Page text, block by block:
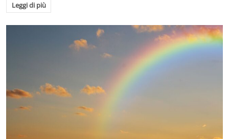
Leggi di più